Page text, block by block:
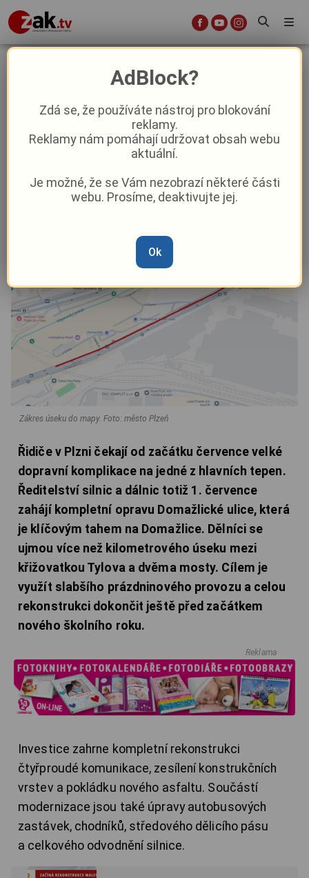
Připravte si pevné nervy.
Domažlická ulice v Plzni se na dva
měsíce promění ve staveniště
Aktuality Doprava Z Plzně
Anna Raková –15. 6. 09:15
Zákres úseku do mapy. Foto: město Plzeň
Řidiče v Plzni čekají od začátku července velké
dopravní komplikace na jedné z hlavních tepen.
Ředitelství silnic a dálnic totiž 1. července
zahájí kompletní opravu Domažlické ulice, která
je klíčovým tahem na Domažlice. Dělníci se
ujmou více než kilometrového úseku mezi
křižovatkou Tylova a dvěma mosty. Cílem je
využít slabšího prázdninového provozu a celou
rekonstrukci dokončit ještě před začátkem
nového školního roku.
Reklama
Investice zahrne kompletní rekonstrukci
čtyřproudé komunikace, zesílení konstrukčních
vrstev a pokládku nového asfaltu. Součástí
modernizace jsou také úpravy autobusových
zastávek, chodníků, středového dělicího pásu
a celkového odvodnění silnice.
AdBlock?
Zdá se, že používáte nástroj pro blokování
reklamy.
Reklamy nám pomáhají udržovat obsah webu
aktuální.
Je možné, že se Vám nezobrazí některé části
webu. Prosíme, deaktivujte jej.
Ok